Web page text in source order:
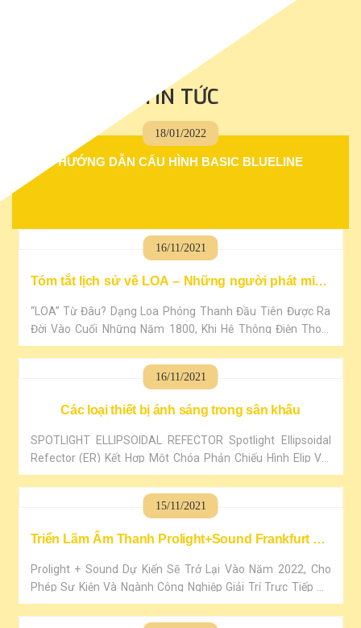
TIN TỨC
18/01/2022
HƯỚNG DẪN CẤU HÌNH BASIC BLUELINE
16/11/2021
Tóm tắt lịch sử về LOA – Những người phát minh
“LOA” Từ Đâu? Dạng Loa Phóng Thanh Đầu Tiên Được Ra
Đời Vào Cuối Những Năm 1800, Khi Hệ Thông Điện Thoại
Được Phát Trển. Tiền Thân Của LOA Chính Là “KÈN” (Còi).
Bởi Kèn Sừng Mới Là Hình Thức Khuếch Đại Âm Thanh Sớm
Nhất. Kỷ Nguyên Âm Thanh Từ Những Năm 1890 – 1925,
16/11/2021
Các loại thiết bị ánh sáng trong sân khấu
SPOTLIGHT ELLIPSOIDAL REFECTOR Spotlight Ellipsoidal
Refector (ER) Kết Hợp Một Chóa Phản Chiếu Hình Elip Với
Một Trong Hai Loại Ống Kính: Ống Kính Một Bước Hay Hai
Ống Kính Plano-Convex (phẳng-Lồi) Sắp Theo “belly-To-
Belly-Bụngbụng”. Ở Mỹ, Những Thiết Bị Ánh Sáng Này
Thường Gọi Là “Lekos”, Nhưng Đó Thật Sự Là ..
15/11/2021
Triển Lãm Âm Thanh Prolight+Sound Frankfurt Từ
26 đến 29 tháng 4 năm 2022
Prolight + Sound Dự Kiến Sẽ Trở Lại Vào Năm 2022, Cho
Phép Sự Kiện Và Ngành Công Nghiệp Giải Trí Trực Tiếp Ăn
Mừng Sự Trở Lại Của Nó. Chương Trình Tập Trung Vào Nhạc
Cụ Hiện Diễn Ra Vào Cuối Tuần Sau Khi Prolight + Sound Kết